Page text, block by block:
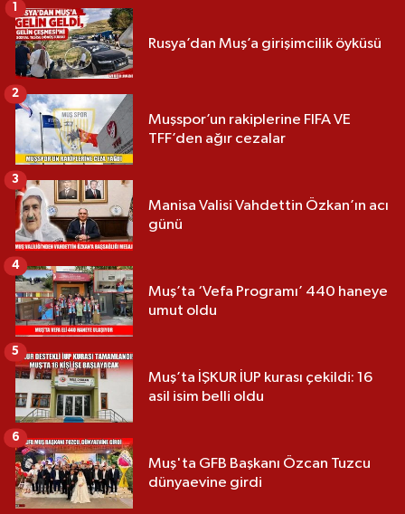
Rusya’dan Muş’a girişimcilik öyküsü
Muşspor’un rakiplerine FIFA VE
TFF’den ağır cezalar
2
Manisa Valisi Vahdettin Özkan’ın acı
günü
3
Muş’ta ‘Vefa Programı’ 440 haneye
umut oldu
4
Muş’ta İŞKUR İUP kurası çekildi: 16
asil isim belli oldu
5
Muş'ta GFB Başkanı Özcan Tuzcu
dünyaevine girdi
6